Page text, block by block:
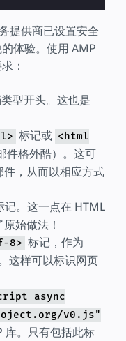
提供商已设置安全
体验。使用 AMP
：
型开头。这也是
标记或 <html
件格外酷）。这可
，从而以相应方式
记。这一点在 HTML
始做法！
8> 标记，作为
这样可以标识网页
async
v0.js"
库。只有包括此标